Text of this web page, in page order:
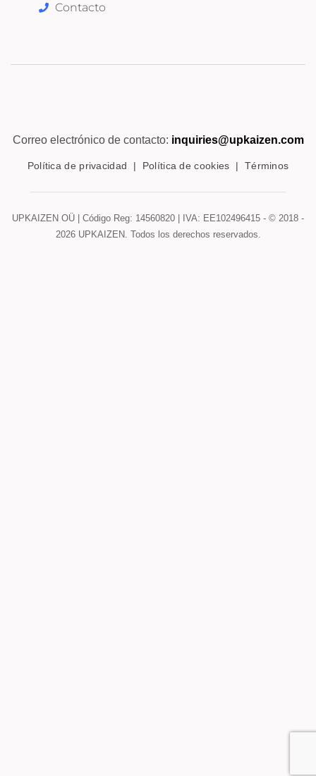
Contacto
Correo electrónico de contacto: inquiries@upkaizen.com
Política de privacidad | Política de cookies | Términos
UPKAIZEN OÜ | Código Reg: 14560820 | IVA: EE102496415 - © 2018 -
2026UPKAIZEN. Todos los derechos reservados.